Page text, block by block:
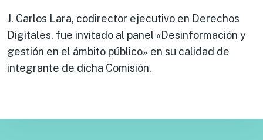
J. Carlos Lara, codirector ejecutivo en Derechos
Digitales, fue invitado al panel «Desinformación y
gestión en el ámbito público» en su calidad de
integrante de dicha Comisión.